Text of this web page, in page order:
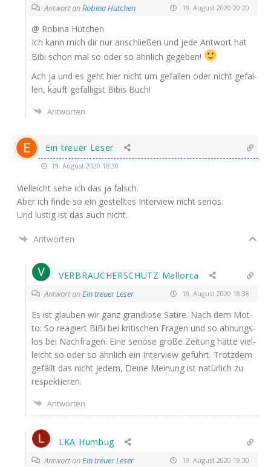
Antwort anRobina Hütchen 19. August 2020 20:20
@ Robi­na Hütchen
Ich kann mich dir nur anschlie­ßen und jede Ant­wort hat
Bibi schon mal so oder so ähn­lich gegeben!
Ach ja und es geht hier nicht um gefal­len oder nicht gefal­
len, kauft gefäl­ligst Bibis Buch!
Antworten
Ein treuer Leser
19. August 2020 18:30
Viel­leicht sehe ich das ja falsch.
Aber ich fin­de so ein gestell­tes Inter­view nicht seriös.
Und lus­tig ist das auch nicht.
Antworten
VERBRAUCHERSCHUTZ Mallorca
Antwort anEin treuer Leser 19. August 2020 18:38
Es ist glau­ben wir ganz gran­dio­se Sati­re. Nach dem Mot­
to: So reagiert BiBi bei kri­ti­schen Fra­gen und so ahnungs­
los bei Nach­fra­gen. Eine seriö­se gro­ße Zei­tung hät­te viel­
leicht so oder so ähn­lich ein Inter­view geführt. Trotz­dem
gefällt das nicht jedem, Dei­ne Mei­nung ist natür­lich zu
respektieren.
Antworten
LKA Humbug
Antwort anEin treuer Leser 19. August 2020 19:30